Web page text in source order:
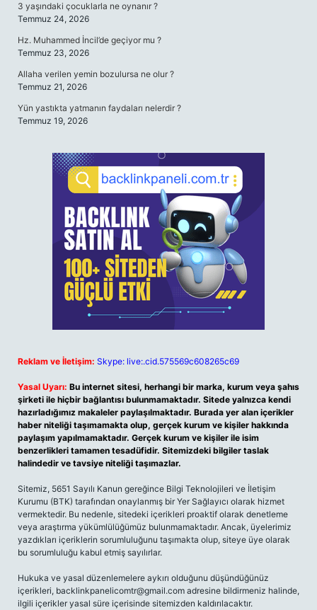
3 yaşındaki çocuklarla ne oynanır ?
Temmuz 24, 2026
Hz. Muhammed İncil’de geçiyor mu ?
Temmuz 23, 2026
Allaha verilen yemin bozulursa ne olur ?
Temmuz 21, 2026
Yün yastıkta yatmanın faydaları nelerdir ?
Temmuz 19, 2026
Reklam ve İletişim: Skype: live:.cid.575569c608265c69
Yasal Uyarı: Bu internet sitesi, herhangi bir marka, kurum veya şahıs
şirketi ile hiçbir bağlantısı bulunmamaktadır. Sitede yalnızca kendi
hazırladığımız makaleler paylaşılmaktadır. Burada yer alan içerikler
haber niteliği taşımamakta olup, gerçek kurum ve kişiler hakkında
paylaşım yapılmamaktadır. Gerçek kurum ve kişiler ile isim
benzerlikleri tamamen tesadüfidir. Sitemizdeki bilgiler taslak
halindedir ve tavsiye niteliği taşımazlar.
Sitemiz, 5651 Sayılı Kanun gereğince Bilgi Teknolojileri ve İletişim
Kurumu (BTK) tarafından onaylanmış bir Yer Sağlayıcı olarak hizmet
vermektedir. Bu nedenle, sitedeki içerikleri proaktif olarak denetleme
veya araştırma yükümlülüğümüz bulunmamaktadır. Ancak, üyelerimiz
yazdıkları içeriklerin sorumluluğunu taşımakta olup, siteye üye olarak
bu sorumluluğu kabul etmiş sayılırlar.
Hukuka ve yasal düzenlemelere aykırı olduğunu düşündüğünüz
içerikleri, backlinkpanelicomtr@gmail.com adresine bildirmeniz halinde,
ilgili içerikler yasal süre içerisinde sitemizden kaldırılacaktır.